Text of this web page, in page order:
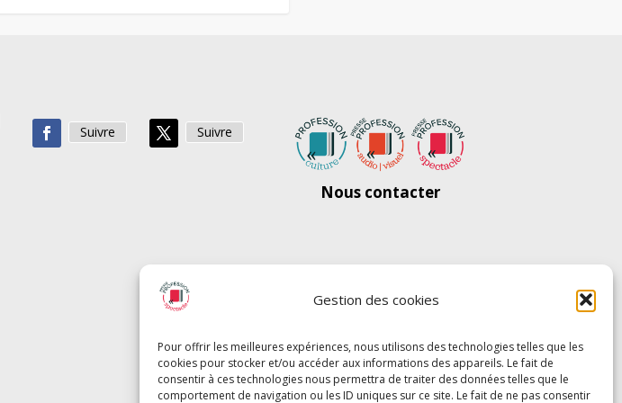
Gestion des cookies
Pour offrir les meilleures expériences, nous utilisons des technologies telles que les
cookies pour stocker et/ou accéder aux informations des appareils. Le fait de
consentir à ces technologies nous permettra de traiter des données telles que le
comportement de navigation ou les ID uniques sur ce site. Le fait de ne pas consentir
Suivre Suivre
Nous contacter